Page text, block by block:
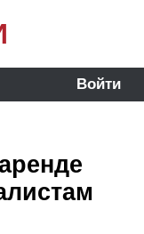
Войти